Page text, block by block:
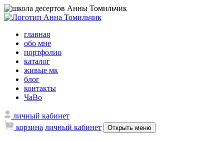
главная
обо мне
портфолио
каталог
живые мк
блог
контакты
ЧаВо
личный кабинет
корзина личный кабинет Открыть меню